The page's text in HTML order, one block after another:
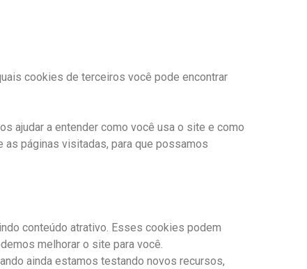
cookies de terceiros você pode encontrar
ajudar a entender como você usa o site e como
páginas visitadas, para que possamos
conteúdo atrativo. Esses cookies podem
melhorar o site para você.
ainda estamos testando novos recursos,